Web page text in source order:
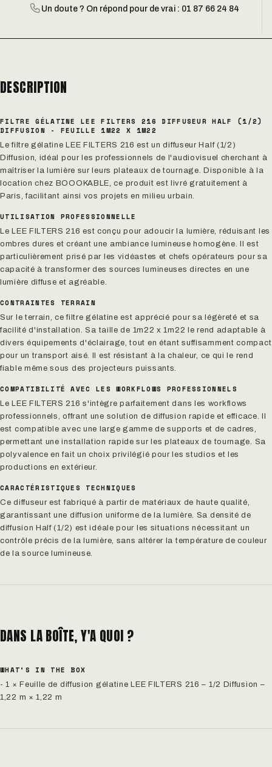
Un doute ? On répond pour de vrai : 01 87 66 24 84
DESCRIPTION
FILTRE GÉLATINE LEE FILTERS 216 DIFFUSEUR HALF (1/2)
DIFFUSION - FEUILLE 1M22 X 1M22
Le filtre gélatine LEE FILTERS 216 est un diffuseur Half (1/2)
Diffusion, idéal pour les professionnels de l'audiovisuel cherchant à
maîtriser la lumière sur leurs plateaux de tournage. Disponible à la
location chez BOOOKABLE, ce produit est livré gratuitement à
Paris, facilitant ainsi vos projets en milieu urbain.
UTILISATION PROFESSIONNELLE
Le LEE FILTERS 216 est conçu pour adoucir la lumière, réduisant les
ombres dures et créant une ambiance lumineuse homogène. Il est
particulièrement prisé par les vidéastes et chefs opérateurs pour sa
capacité à transformer des sources lumineuses directes en une
lumière diffuse et agréable.
CONTRAINTES TERRAIN
Sur le terrain, ce filtre gélatine est apprécié pour sa légèreté et sa
facilité d'installation. Sa taille de 1m22 x 1m22 le rend adaptable à
divers équipements d'éclairage, tout en étant suffisamment compact
pour un transport aisé. Il est résistant à la chaleur, ce qui le rend
fiable même sous des projecteurs puissants.
COMPATIBILITÉ AVEC LES WORKFLOWS PROFESSIONNELS
Le LEE FILTERS 216 s'intègre parfaitement dans les workflows
professionnels, offrant une solution de diffusion rapide et efficace. Il
est compatible avec une large gamme de supports et de cadres,
permettant une installation rapide sur les plateaux de tournage. Sa
polyvalence en fait un choix privilégié pour les studios et les
productions en extérieur.
CARACTÉRISTIQUES TECHNIQUES
Ce diffuseur est fabriqué à partir de matériaux de haute qualité,
garantissant une diffusion uniforme de la lumière. Sa densité de
diffusion Half (1/2) est idéale pour les situations nécessitant un
contrôle précis de la lumière, sans altérer la température de couleur
de la source lumineuse.
DANS LA BOÎTE, Y'A QUOI ?
WHAT’S IN THE BOX
- 1 × Feuille de diffusion gélatine LEE FILTERS 216 – 1/2 Diffusion –
1,22 m × 1,22 m